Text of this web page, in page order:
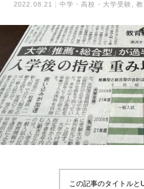
2022.08.21 中学・高校・大学受験
この記事のタイトルと